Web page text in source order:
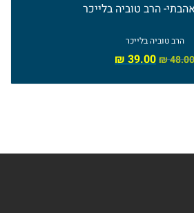
הרב טוביה בלייכר
הרב טוביה בלייכר
48.00
₪
39.00
₪